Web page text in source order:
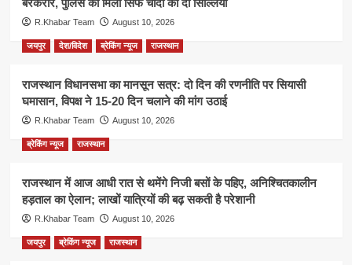
बरकरार, पुलिस को मिलीं सिर्फ चांदी की दो सिल्लियां
R.Khabar Team August 10, 2026
जयपुर देश/विदेश ब्रेकिंग न्यूज राजस्थान
राजस्थान विधानसभा का मानसून सत्र: दो दिन की रणनीति पर सियासी
घमासान, विपक्ष ने 15-20 दिन चलाने की मांग उठाई
R.Khabar Team August 10, 2026
ब्रेकिंग न्यूज राजस्थान
राजस्थान में आज आधी रात से थमेंगे निजी बसों के पहिए, अनिश्चितकालीन
हड़ताल का ऐलान; लाखों यात्रियों की बढ़ सकती है परेशानी
R.Khabar Team August 10, 2026
जयपुर ब्रेकिंग न्यूज राजस्थान